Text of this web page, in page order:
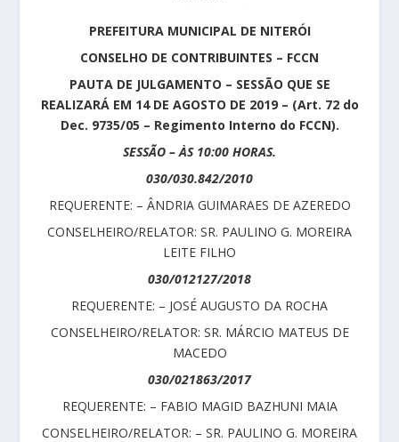
PREFEITURA MUNICIPAL DE NITERÓI
CONSELHO DE CONTRIBUINTES – FCCN
PAUTA DE JULGAMENTO – SESSÃO QUE SE
REALIZARÁ EM 14 DE AGOSTO DE 2019 – (Art. 72 do
Dec. 9735/05 – Regimento Interno do FCCN).
SESSÃO – ÀS 10:00 HORAS.
030/030.842/2010
REQUERENTE: – ÂNDRIA GUIMARAES DE AZEREDO
CONSELHEIRO/RELATOR: SR. PAULINO G. MOREIRA
LEITE FILHO
030/012127/2018
REQUERENTE: – JOSÉ AUGUSTO DA ROCHA
CONSELHEIRO/RELATOR: SR. MÁRCIO MATEUS DE
MACEDO
030/021863/2017
REQUERENTE: – FABIO MAGID BAZHUNI MAIA
CONSELHEIRO/RELATOR: – SR. PAULINO G. MOREIRA